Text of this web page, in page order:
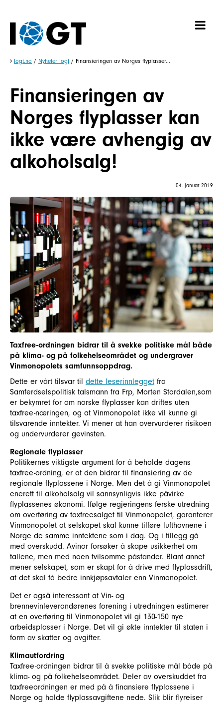
Iogt.no / Nyheter Iogt / Finansieringen av Norges flyplasser...
Finansieringen av
Norges flyplasser kan
ikke være avhengig av
alkoholsalg!
04. januar 2019
Taxfree-ordningen bidrar til å svekke politiske mål både
på klima- og på folkehelseområdet og undergraver
Vinmonopolets samfunnsoppdrag.
Dette er vårt tilsvar til dette leserinnlegget fra
Samferdselspolitisk talsmann fra Frp, Morten Stordalen,som
er bekymret for om norske flyplasser kan driftes uten
taxfree-næringen, og at Vinmonopolet ikke vil kunne gi
tilsvarende inntekter. Vi mener at han overvurderer risikoen
og undervurderer gevinsten.
Regionale flyplasser
Politikernes viktigste argument for å beholde dagens
taxfree-ordning, er at den bidrar til finansiering av de
regionale flyplassene i Norge. Men det å gi Vinmonopolet
enerett til alkoholsalg vil sannsynligvis ikke påvirke
flyplassenes økonomi. Ifølge regjeringens ferske utredning
om overføring av taxfreesalget til Vinmonopolet, garanterer
Vinmonopolet at selskapet skal kunne tilføre lufthavnene i
Norge de samme inntektene som i dag. Og i tillegg gå
med overskudd. Avinor forsøker å skape usikkerhet om
tallene, men med noen tvilsomme påstander. Blant annet
mener selskapet, som er skapt for å drive med flyplassdrift,
at det skal få bedre innkjøpsavtaler enn Vinmonopolet.
Det er også interessant at Vin- og
brennevinleverandørenes forening i utredningen estimerer
at en overføring til Vinmonopolet vil gi 130-150 nye
arbeidsplasser i Norge. Det vil gi økte inntekter til staten i
form av skatter og avgifter.
Klimautfordring
Taxfree-ordningen bidrar til å svekke politiske mål både på
klima- og på folkehelseområdet. Deler av overskuddet fra
taxfreeordningen er med på å finansiere flyplassene i
Norge og holde flyplassavgiftene nede. Slik blir flyreiser